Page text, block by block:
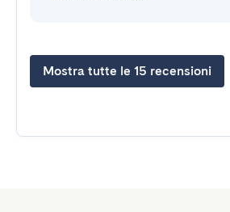
Mostra tutte le 15 recensioni